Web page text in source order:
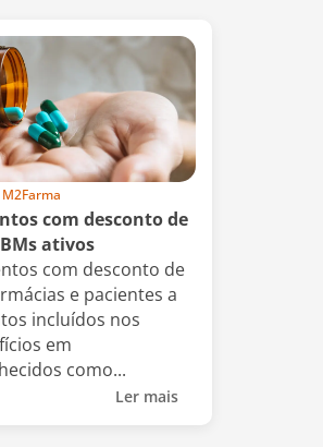
M2Farma
com desconto de
ativos
com desconto de
e pacientes a
incluídos nos
em
como...
Ler mais